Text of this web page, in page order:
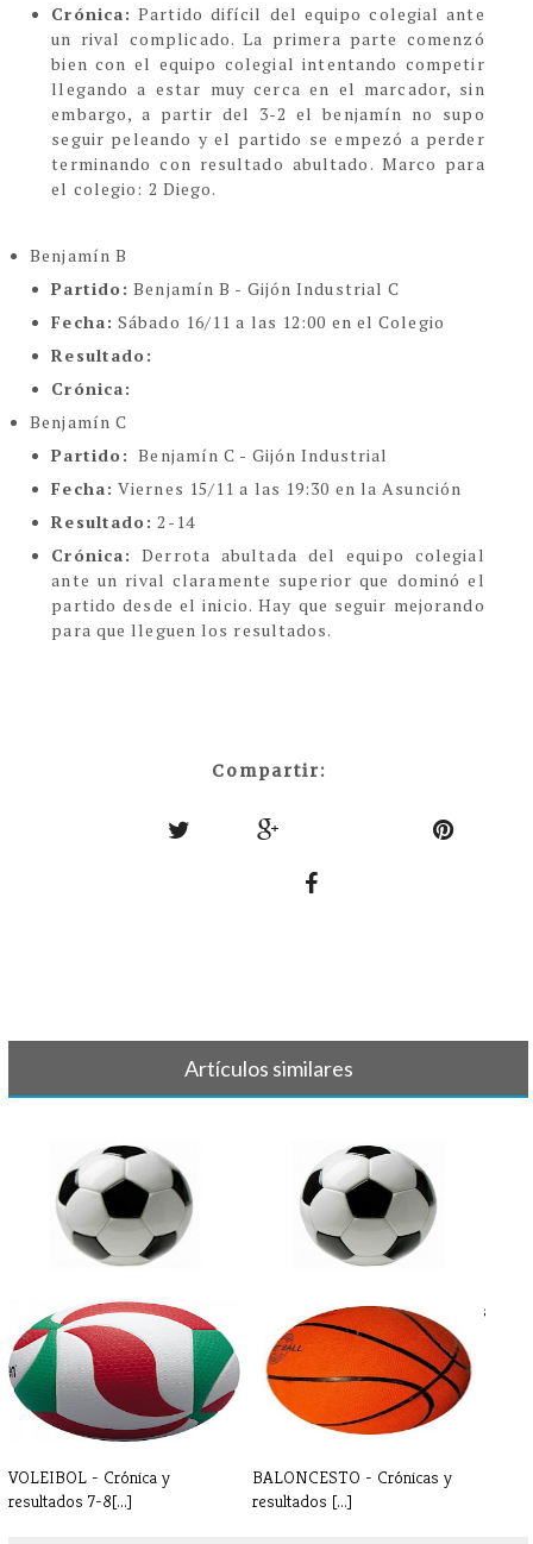
Crónica: Partido difícil del equipo colegial ante
un rival complicado. La primera parte comenzó
bien con el equipo colegial intentando competir
llegando a estar muy cerca en el marcador, sin
embargo, a partir del 3-2 el benjamín no supo
seguir peleando y el partido se empezó a perder
terminando con resultado abultado. Marco para
el colegio: 2 Diego.
Benjamín B
Partido: Benjamín B - Gijón Industrial C
Fecha: Sábado 16/11 a las 12:00 en el Colegio
Resultado:
Crónica:
Benjamín C
Partido: Benjamín C - Gijón Industrial
Fecha: Viernes 15/11 a las 19:30 en la Asunción
Resultado: 2-14
Crónica: Derrota abultada del equipo colegial
ante un rival claramente superior que dominó el
partido desde el inicio. Hay que seguir mejorando
para que lleguen los resultados.
Compartir:
Artículos similares
FÚTBOL - Partidos y horarios
22-23 [...]
FÚTBOL - Crónicas y resultados
15-1[...]
VOLEIBOL - Crónica y
resultados 7-8[...]
BALONCESTO - Crónicas y
resultados [...]